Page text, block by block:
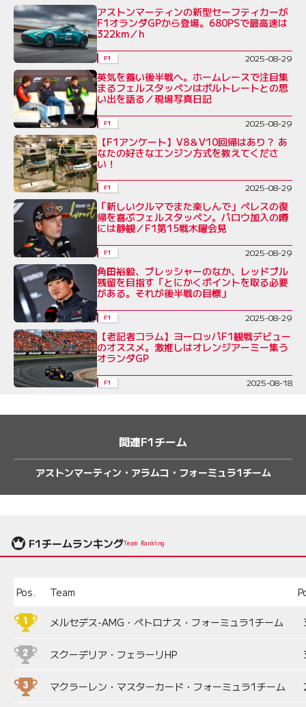
アストンマーティンの新型セーフティカーが
F1オランダGPから登場。680PSで最高速は
322km／h
F1 2025-08-29
英気を養い後半戦へ。ホームレースで注目集
まるフェルスタッペンはボルトレートとの思
い出を語る／現場写真日記
F1 2025-08-29
【F1アンケート】V8＆V10回帰はあり？ あ
なたの好きなエンジン方式を教えてくださ
い！
F1 2025-08-29
「新しいクルマでまた楽しんで」ペレスの復
帰を喜ぶフェルスタッペン。パロウ加入の噂
には静観／F1第15戦木曜会見
F1 2025-08-29
角田裕毅、プレッシャーのなか、レッドブル
残留を目指す「とにかくポイントを取る必要
がある。それが後半戦の目標」
F1 2025-08-29
【老記者コラム】ヨーロッパF1観戦デビュー
のオススメ。激推しはオレンジアーミー集う
オランダGP
F1 2025-08-18
関連F1チーム
アストンマーティン・アラムコ・フォーミュラ1チーム
F1チームランキングTeam Ranking
Pos. Team
メルセデス-AMG・ペトロナス・フォーミュラ1チーム
スクーデリア・フェラーリHP
マクラーレン・マスターカード・フォーミュラ1チーム